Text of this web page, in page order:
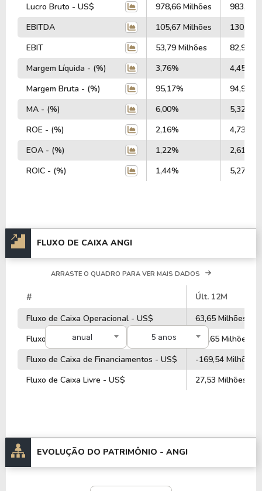
Lucro Bruto - US$
978,66 Milhões
983,10
EBITDA
105,67 Milhões
130,12
EBIT
53,79 Milhões
82,99
Margem Líquida - (%)
3,76%
4,45%
Margem Bruta - (%)
95,17%
94,95%
MA - (%)
6,00%
5,32%
ROE - (%)
2,16%
4,73%
EOA - (%)
1,22%
2,61%
ROIC - (%)
1,44% 5,27%
FLUXO DE CAIXA ANGI
anual 5 anos
ARRASTE O QUADRO PARA VER MAIS DADOS
#
Últ. 12M
Fluxo de Caixa Operacional - US$
63,65 Milhões
Fluxo de Caixa de Investimentos - US$
-62,65 Milhões
Fluxo de Caixa de Financiamentos - US$
-169,54 Milhões
Fluxo de Caixa Livre - US$
27,53 Milhões
EVOLUÇÃO DO PATRIMÔNIO - ANGI